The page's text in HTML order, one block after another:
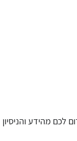
לכם מהידע והניסיון